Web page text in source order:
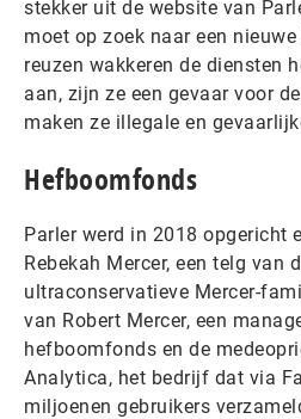
stekker uit de website van
moet op zoek naar een
reuzen wakkeren de diensten
aan, zijn ze een gevaar voor
maken ze illegale en
Hefboomfonds
Parler werd in 2018 opgericht
Rebekah Mercer, een telg van
ultraconservatieve Mercer-
van Robert Mercer, een
hefboomfonds en de
Analytica, het bedrijf dat via
miljoenen gebruikers